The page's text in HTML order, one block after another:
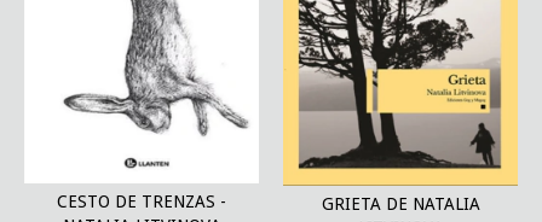
CESTO DE TRENZAS -
GRIETA DE NATALIA